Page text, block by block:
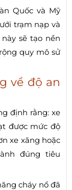
Quốc và Mỹ
trạm nạp và
sẽ tạo nền
quy mô sử
về độ an
định rằng: xe
được mức độ
xe xăng hoặc
đúng tiêu
cháy nổ đã